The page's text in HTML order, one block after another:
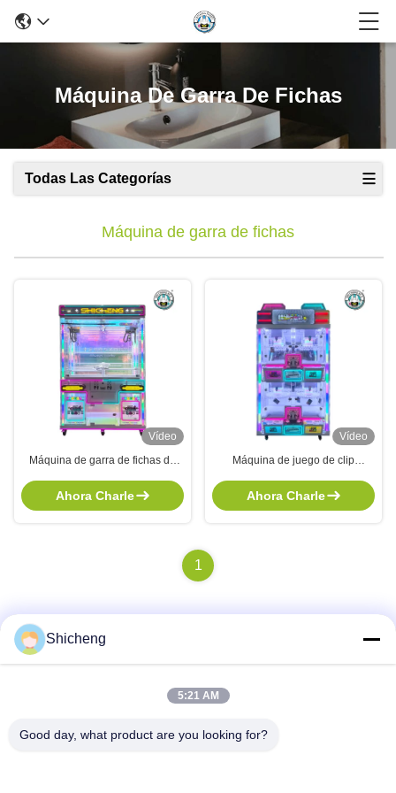
Máquina De Garra De Fichas
Todas Las Categorías
Máquina de garra de fichas
Vídeo
Máquina de garra de fichas de
operada con monedas Máquina
de grúa de juguete
Ahora Charle
Vídeo
Máquina de juego de clip
transparente de colores Máquina
de garra grúa
Ahora Charle
1
Habitación 101, No.13 Weimin Middle Road, ciudad de
Shicheng
5:21 AM
Good day, what product are you looking for?